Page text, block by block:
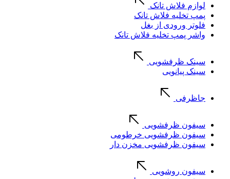
لوازم فلاش تانک
پمپ تخلیه فلاش تانک
فلوتر ورودی از بغل
واشر پمپ تخلیه فلاش تانک
سینک ظرفشویی
سینک پیانویی
جاظرفی
سیفون ظرفشویی
سیفون ظرفشویی خرطومی
سیفون ظرفشویی مخزن دار
سیفون روشویی